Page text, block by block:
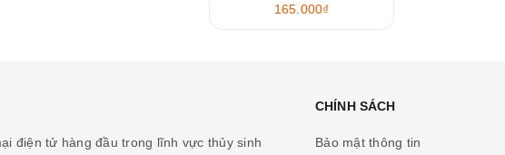
165.000₫
điện tử hàng đầu trong lĩnh vực thủy sinh
CHÍNH SÁCH
Bảo mật thông tin